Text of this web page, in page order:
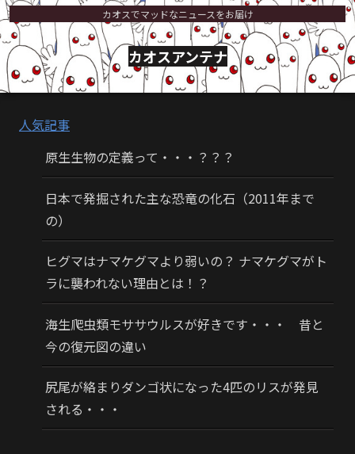
カオスでマッドなニュースをお届け
カオスアンテナ
人気記事
原生生物の定義って・・・？？？
日本で発掘された主な恐竜の化石（2011年まで
の）
ヒグマはナマケグマより弱いの？ ナマケグマがト
ラに襲われない理由とは！？
海生爬虫類モササウルスが好きです・・・ 昔と
今の復元図の違い
尻尾が絡まりダンゴ状になった4匹のリスが発見
される・・・